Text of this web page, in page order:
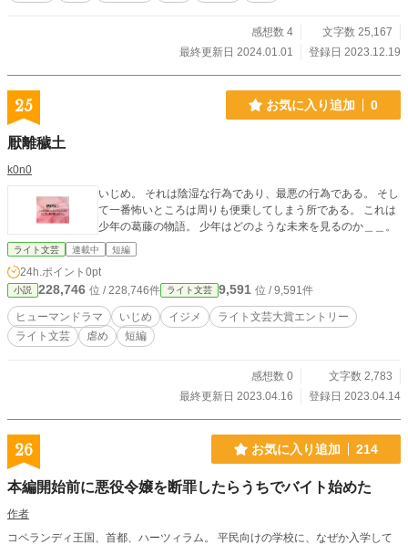
感想数 4
文字数 25,167
最終更新日 2024.01.01
登録日 2023.12.19
25 お気に入り追加 0
厭離穢土
k0n0
いじめ。 それは陰湿な行為であり、最悪の行為である。 そし
て一番怖いところは周りも便乗してしまう所である。 これは
少年の葛藤の物語。 少年はどのような未来を見るのか＿＿。
ライト文芸 連載中 短編
24h.ポイント 0pt
小説 228,746 位 / 228,746件 ライト文芸 9,591 位 / 9,591件
ヒューマンドラマ いじめ イジメ
ライト文芸大賞エントリー
ライト文芸
虐め 短編
感想数 0
文字数 2,783
最終更新日 2023.04.16
登録日 2023.04.14
26 お気に入り追加 214
本編開始前に悪役令嬢を断罪したらうちでバイト始めた
作者
コペランディ王国、首都、ハーツィラム。 平民向けの学校に、なぜか入学して